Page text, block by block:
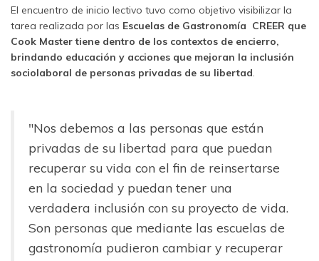
El encuentro de inicio lectivo tuvo como objetivo visibilizar la
tarea realizada por las Escuelas de Gastronomía CREER que
Cook Master tiene dentro de los contextos de encierro,
brindando educación y acciones que mejoran la inclusión
sociolaboral de personas privadas de su libertad
"Nos debemos a las personas que están
privadas de su libertad para que puedan
recuperar su vida con el fin de reinsertarse
en la sociedad y puedan tener una
verdadera inclusión con su proyecto de vida.
Son personas que mediante las escuelas de
gastronomía pudieron cambiar y recuperar